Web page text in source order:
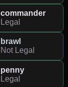
commander
Legal
brawl
Not Legal
penny
Legal